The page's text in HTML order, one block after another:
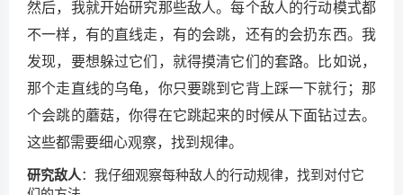
然后，我就开始研究那些敌人。每个敌人的行动模式都
不一样，有的直线走，有的会跳，还有的会扔东西。我
发现，要想躲过它们，就得摸清它们的套路。比如说，
那个走直线的乌龟，你只要跳到它背上踩一下就行；那
个会跳的蘑菇，你得在它跳起来的时候从下面钻过去。
这些都需要细心观察，找到规律。
研究敌人：我仔细观察每种敌人的行动规律，找到对付它